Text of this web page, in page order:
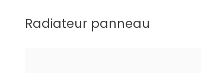
Radiateur panneau